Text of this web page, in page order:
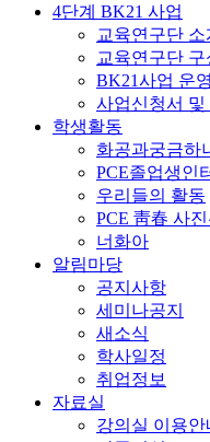
4단계 BK21 사업
교육연구단 소
교육연구단 구
BK21사업 운
사업신청서 및
학생활동
화공과궁금하
PCE졸업생인
우리들의 활동
PCE 靑春 사
너화아
알림마당
공지사항
세미나공지
새소식
학사일정
취업정보
자료실
강의실 이용안